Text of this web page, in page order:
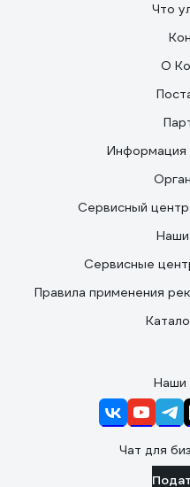
Что
О
Информация
Сервисный
Наши
Сервисные
Правила применения
Наши
Чат для